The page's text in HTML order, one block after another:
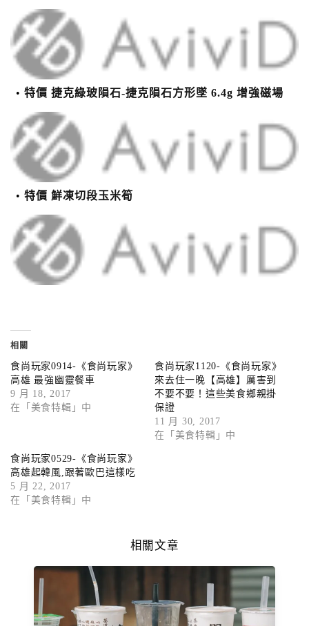
特價 捷克綠玻隕石-捷克隕石方形墜 6.4g 增強磁場
特價 鮮凍切段玉米筍
相關
食尚玩家0914-《食尚玩家》
高雄 最強幽靈餐車
9 月 18, 2017
在「美食特輯」中
食尚玩家1120-《食尚玩家》
來去住一晚【高雄】厲害到
不要不要！這些美食鄉親掛
保證
11 月 30, 2017
在「美食特輯」中
食尚玩家0529-《食尚玩家》
高雄起韓風,跟著歐巴這樣吃
5 月 22, 2017
在「美食特輯」中
相關文章